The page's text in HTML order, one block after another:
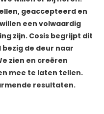
geaccepteerd en
een volwaardig
zijn. Cosis begrijpt dit
de deur naar
zien en creëren
mee te laten tellen.
resultaten.